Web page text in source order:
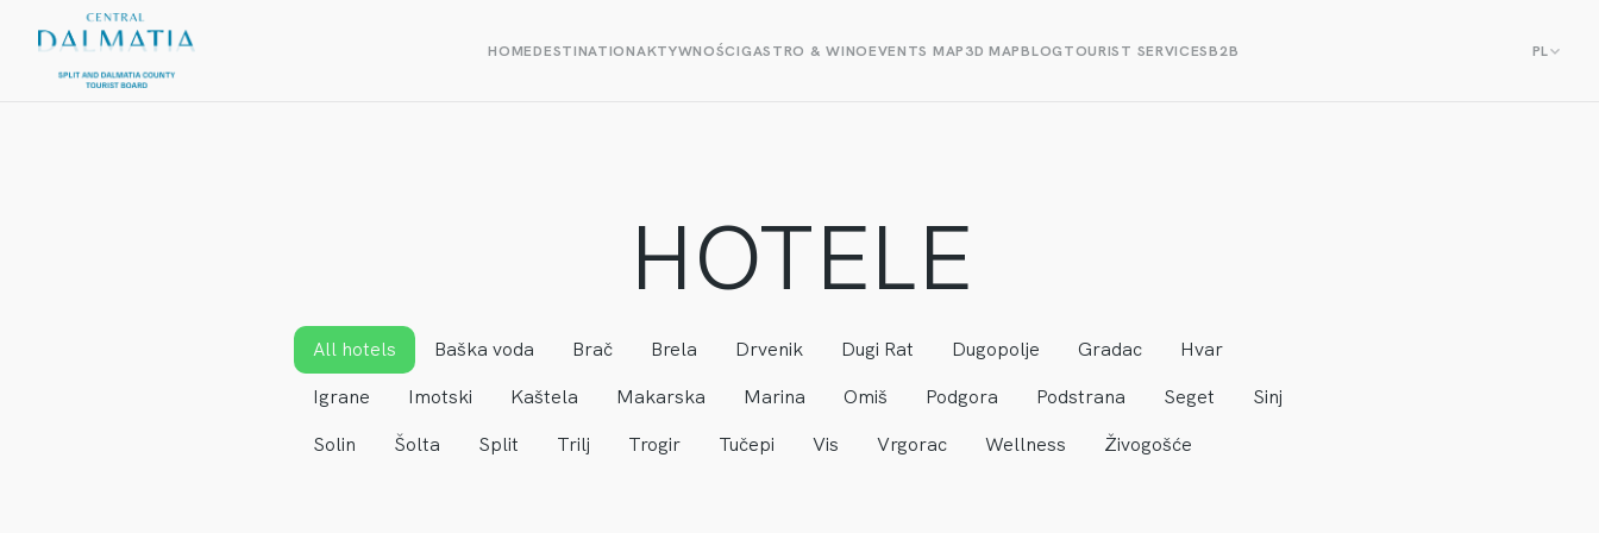
HOMEDESTINATIONAKTYWNOŚCIGASTRO & WINOEVENTS MAP3D MAPBLOGTOURIST SERVICESB2B PL
HOTELE
All hotels Baška voda Brač Brela Drvenik Dugi Rat Dugopolje Gradac
Hvar
Igrane
Imotski Kaštela Makarska Marina Omiš Podgora Podstrana Seget
Sinj
Solin
Šolta Split Trilj Trogir Tučepi Vis Vrgorac Wellness Živogošće